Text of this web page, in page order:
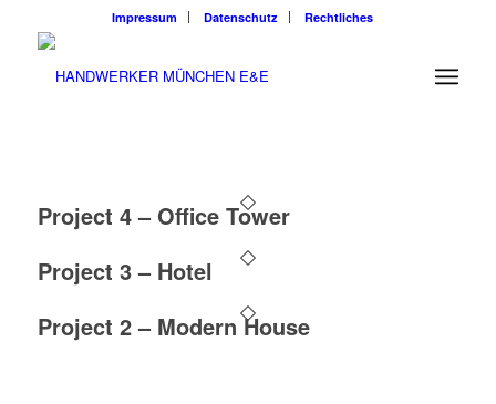
Impressum Datenschutz Rechtliches
Project 4 – Office Tower
Project 3 – Hotel
Project 2 – Modern House